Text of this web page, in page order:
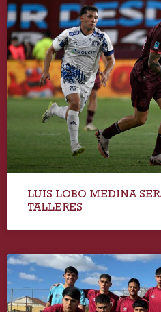
LUIS LOBO MEDINA
TALLERES